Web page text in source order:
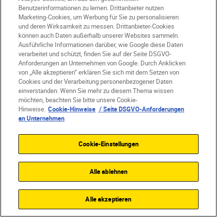
der Stille. Diese Bild fängt nicht nur die
Schönheit ein, sondern auch das zeitlose
Streben der Menschheit nach dem
Unendlichen. Ich wollte jenen flüchtigen,
jeden Tag nur wenige Minuten weilenden
Augenblick verewigen, in dem die Natur
das Menschengemachte berührt –
geradezu wie in einem langsamen, aber
kurzen Tanz.“
Richard Delahoyde
„Ich hatte ein Zimmer im Hotel Sevilla
Center in Sevilla, einem der wenigen
Hochhaushotels der Stadt. Zu meinem
großen Glück gab es einen Westbalkon. Ich
habe jede Menge Versuche gebraucht, um
den richtigen Moment zu treffen. Das Licht
Benutzerinformationen zu lernen. Drittanbieter nutzen
Marketing-Cookies, um Werbung für Sie zu personalisieren
und deren Wirksamkeit zu messen. Drittanbieter-Cookies
können auch Daten außerhalb unserer Websites sammeln.
Ausführliche Informationen darüber, wie Google diese Daten
verarbeitet und schützt, finden Sie auf der Seite DSGVO-
Anforderungen an Unternehmen von Google. Durch Anklicken
von „Alle akzeptieren“ erklären Sie sich mit dem Setzen von
Cookies und der Verarbeitung personenbezogener Daten
einverstanden. Wenn Sie mehr zu diesem Thema wissen
möchten, beachten Sie bitte unsere Cookie-
Hinweise. Cookie-Hinweise / Seite DSGVO-Anforderungen
an Unternehmen
Cookie-Einstellungen
Alle ablehnen
Alle akzeptieren